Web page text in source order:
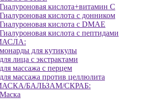
кислота+витамин С
кислота с донником
кислота с DMAE
кислота с пептидами
для кутикулы
лица с экстрактами
массажа с перцем
массажа против целлюлита
БАЛЬЗАМ/СКРАБ: